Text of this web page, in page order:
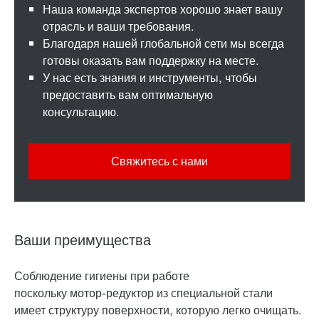
Наша команда экспертов хорошо знает вашу
отрасль и ваши требования.
Благодаря нашей глобальной сети мы всегда
готовы оказать вам поддержку на месте.
У нас есть знания и инструменты, чтобы
предоставить вам оптимальную
консультацию.
Свяжитесь с нами
Ваши преимущества
Соблюдение гигиены при работе
поскольку мотор-редуктор из специальной стали
имеет структуру поверхности, которую легко очищать.